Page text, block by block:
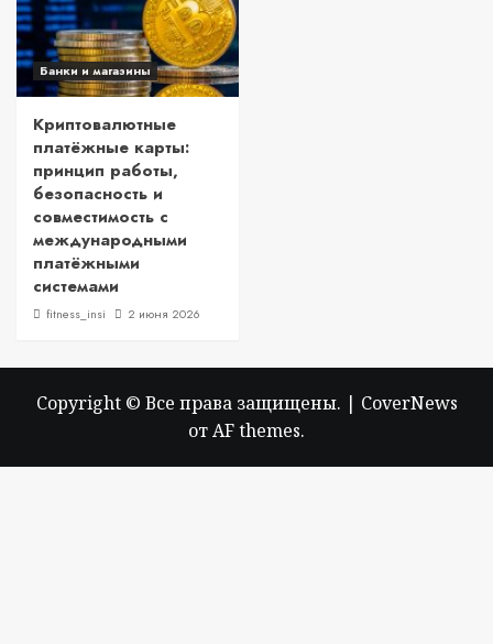
Банки и магазины
Криптовалютные
платёжные карты:
принцип работы,
безопасность и
совместимость с
международными
платёжными
системами
fitness_insi 2 июня 2026
Copyright © Все права защищены. | CoverNews
от AF themes.